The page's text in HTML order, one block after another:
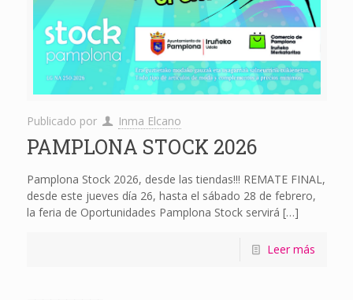
Publicado por Inma Elcano
PAMPLONA STOCK 2026
Pamplona Stock 2026, desde las tiendas!!! REMATE FINAL,
desde este jueves día 26, hasta el sábado 28 de febrero,
la feria de Oportunidades Pamplona Stock servirá […]
Leer más